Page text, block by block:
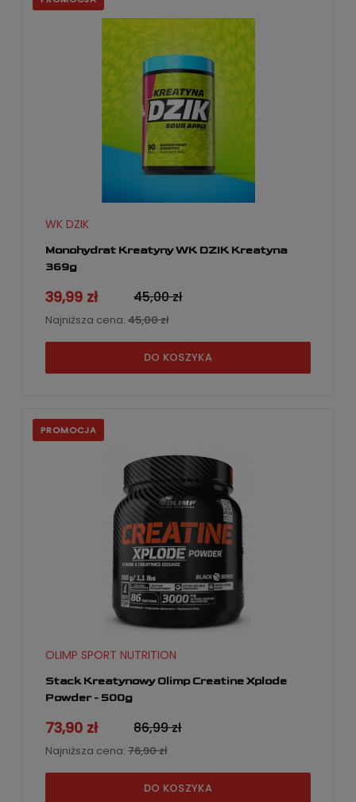
Monohydrat Kreatyny WK DZIK Kreatyna
369g
WK DZIK
39,99 zł 45,00 zł
Najniższa cena: 45,00 zł
DO KOSZYKA
Stack Kreatynowy Olimp Creatine Xplode
Powder - 500g
OLIMP SPORT NUTRITION
73,90 zł 86,99 zł
Najniższa cena: 76,90 zł
DO KOSZYKA
PROMOCJA